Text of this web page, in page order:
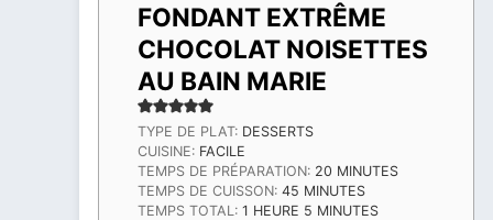
FONDANT EXTRÊME
CHOCOLAT NOISETTES
AU BAIN MARIE
TYPE DE PLAT: DESSERTS
CUISINE: FACILE
TEMPS DE PRÉPARATION: 20 MINUTES
MINUTES
TEMPS DE CUISSON: 45 MINUTES
MINUTES
TEMPS TOTAL: 1 HEURE
HEURE 5 MINUTES
MINUTES